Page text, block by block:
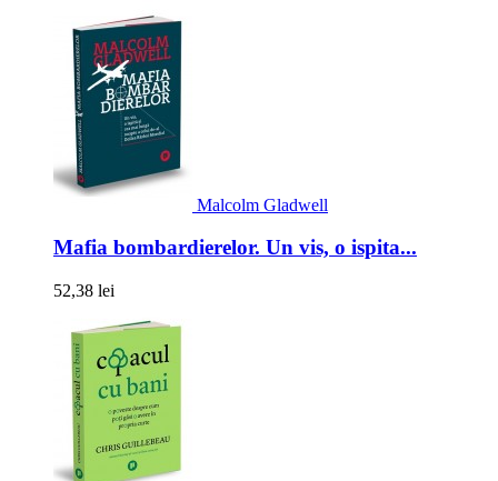
Malcolm Gladwell
Mafia bombardierelor. Un vis, o ispita...
52,38 lei